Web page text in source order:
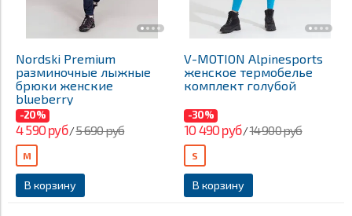
Nordski Premium
разминочные лыжные
брюки женские
blueberry
-20%
4 590 руб/5 690 руб
В корзину
M
V-MOTION Alpinesports
женское термобелье
комплект голубой
-30%
10 490 руб/14 900 руб
В корзину
S